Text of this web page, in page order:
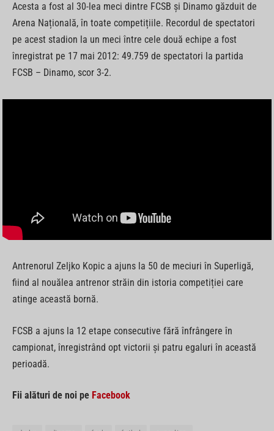
Acesta a fost al 30-lea meci dintre FCSB și Dinamo găzduit de
Arena Națională, în toate competițiile. Recordul de spectatori
pe acest stadion la un meci între cele două echipe a fost
înregistrat pe 17 mai 2012: 49.759 de spectatori la partida
FCSB – Dinamo, scor 3-2.
Antrenorul Zeljko Kopic a ajuns la 50 de meciuri în Superligă,
fiind al nouălea antrenor străin din istoria competiției care
atinge această bornă.
FCSB a ajuns la 12 etape consecutive fără înfrângere în
campionat, înregistrând opt victorii și patru egaluri în această
perioadă.
Fii alături de noi pe Facebook